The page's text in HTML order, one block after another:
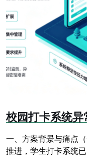
一、方案背景与痛点
推进，学生打卡系统